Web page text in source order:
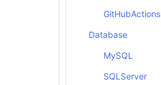
GitHubActions
Database
MySQL
SQLServer